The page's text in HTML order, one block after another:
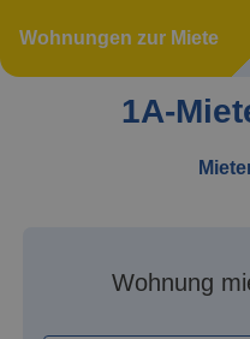
Wohnungen zur Miete
1A-
Wohnung